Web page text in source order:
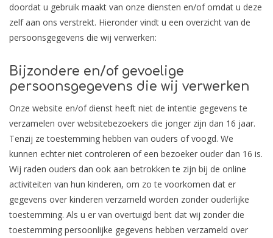
doordat u gebruik maakt van onze diensten en/of omdat u deze
zelf aan ons verstrekt. Hieronder vindt u een overzicht van de
persoonsgegevens die wij verwerken:
Bijzondere en/of gevoelige
persoonsgegevens die wij verwerken
Onze website en/of dienst heeft niet de intentie gegevens te
verzamelen over websitebezoekers die jonger zijn dan 16 jaar.
Tenzij ze toestemming hebben van ouders of voogd. We
kunnen echter niet controleren of een bezoeker ouder dan 16 is.
Wij raden ouders dan ook aan betrokken te zijn bij de online
activiteiten van hun kinderen, om zo te voorkomen dat er
gegevens over kinderen verzameld worden zonder ouderlijke
toestemming. Als u er van overtuigd bent dat wij zonder die
toestemming persoonlijke gegevens hebben verzameld over